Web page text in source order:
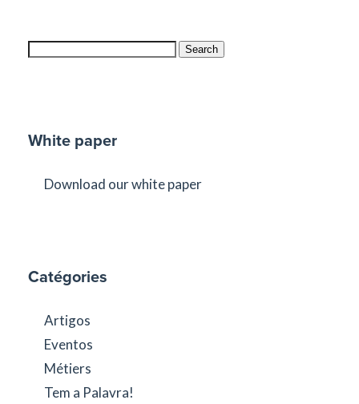
Search
White paper
Download our white paper
Catégories
Artigos
Eventos
Métiers
Tem a Palavra!